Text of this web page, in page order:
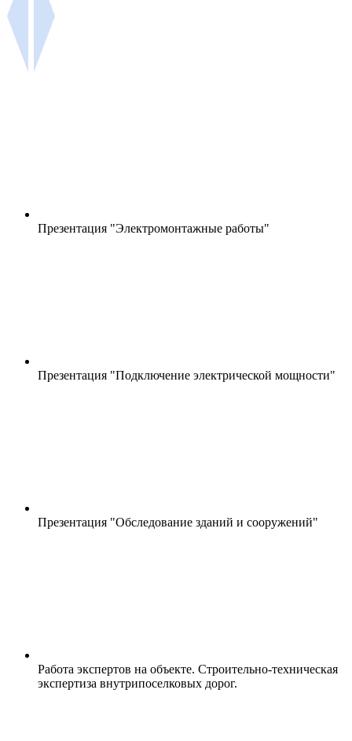
Презентация "Электромонтажные работы"
Презентация "Подключение электрической мощности"
Презентация "Обследование зданий и сооружений"
Работа экспертов на объекте. Строительно-техническая
экспертиза внутрипоселковых дорог.